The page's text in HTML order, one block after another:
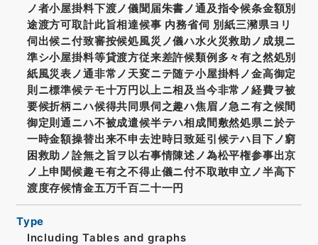
ノ者小屋掛料下渡ノ儀聞届朱書ノ通及指令候条金額別
途渡方可取計此旨相達候事 内務省伺 別紙三瀦県ヨリ
伺出候ニ付致審按候処風災ノ儀ハ水火災救助ノ成規ニ
準シ小屋掛料等貸渡方従来差許候類例多々有之然処別
紙風災表ノ通非常ノ天変ニテ随テ小屋掛料ノ金高御定
則ニ標準候テモ十万円以上ニ相及当今非常ノ経費ヲ被
要候折柄ニハ候得共同県伺之趣ハ焦眉ノ急ニ有之候間
御定則通ニハ不被成遣候半テハ相成間敷然処県ニ於テ
一時金額操替出来不申去迚時日致延引候テハ目下ノ窮
困救助ノ詮無之旨ヲ以右事情陳述ノ為松平権参事出京
ノ上申聞候趣モ有之不得止儀ニ付不取敢申立ノ半高下
渡度存候情金五万千百二十一円
Type
Including Tables and graphs